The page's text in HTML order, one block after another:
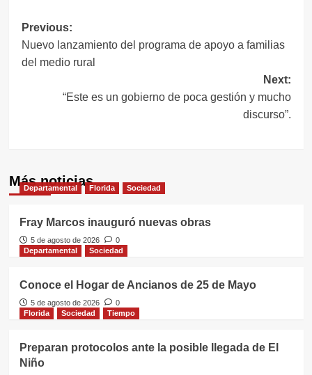
Navegación
de
Previous:
Nuevo lanzamiento del programa de apoyo a familias
del medio rural
Next:
“Este es un gobierno de poca gestión y mucho
discurso”.
Más noticias
Departamental Florida Sociedad
Fray Marcos inauguró nuevas obras
5 de agosto de 2026
0
Departamental
Sociedad
Conoce el Hogar de Ancianos de 25 de Mayo
5 de agosto de 2026
0
Florida
Sociedad Tiempo
Preparan protocolos ante la posible llegada de El
Niño